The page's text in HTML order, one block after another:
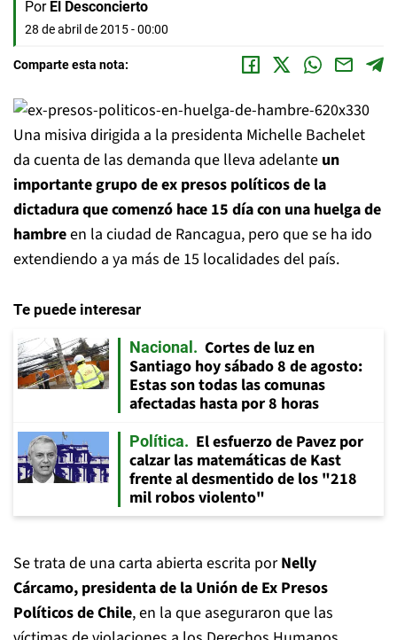
Por El Desconcierto
28 de abril de 2015 - 00:00
Comparte esta nota:
Una misiva dirigida a la presidenta Michelle Bachelet
da cuenta de las demanda que lleva adelante un
importante grupo de ex presos políticos de la
dictadura que comenzó hace 15 día con una huelga de
hambreen la ciudad de Rancagua, pero que se ha ido
extendiendo a ya más de 15 localidades del país.
Te puede interesar
Nacional
Cortes de luz en
Santiago hoy sábado 8 de agosto:
Estas son todas las comunas
afectadas hasta por 8 horas
Política
El esfuerzo de Pavez por
calzar las matemáticas de Kast
frente al desmentido de los "218
mil robos violento"
Se trata de una carta abierta escrita porNelly
Cárcamo, presidenta de la Unión de Ex Presos
Políticos de Chile, en la que aseguraron que las